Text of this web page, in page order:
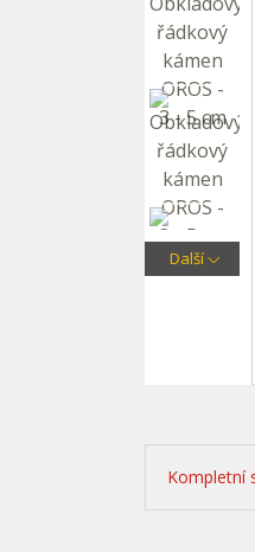
Další
Kompletní